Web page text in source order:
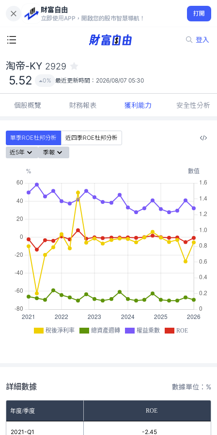
財富自由
立即使用APP，開啟您的股市智慧導航！
打開
登入
5.52
0%
淘帝-KY 2929
5.52 0% 最近更新時間： 2026/08/07 05:30
個股概覽 財務報表 獲利能力 安全性分析
單季ROE杜邦分析
近四季ROE杜邦分析
近5年
季報
稅後淨利率 總資產週轉 權益乘數 ROE
詳細數據 數據單位：%
年度/季度 ROE
2021-Q1 -2.45